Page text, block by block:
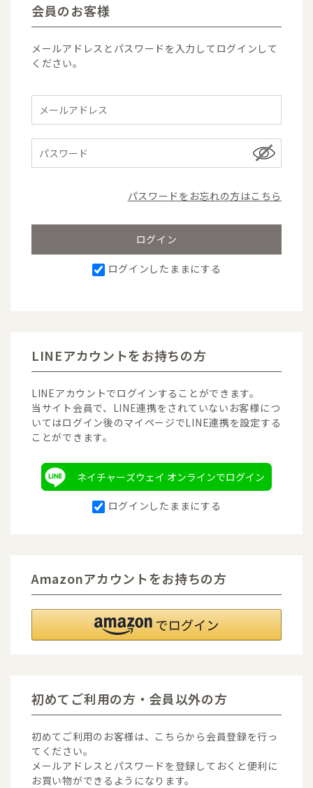
会員のお客様
メールアドレスとパスワードを入力してログインして
ください。
ログインしたままにする
パスワードをお忘れの方はこちら
LINEアカウントをお持ちの方
LINEアカウントでログインすることができます。
当サイト会員で、LINE連携をされていないお客様につ
いてはログイン後のマイページでLINE連携を設定する
ことができます。
ネイチャーズウェイ オンラインでログイン
ログインしたままにする
Amazonアカウントをお持ちの方
初めてご利用の方・会員以外の方
初めてご利用のお客様は、こちらから会員登録を行っ
てください。
メールアドレスとパスワードを登録しておくと便利に
お買い物ができるようになります。